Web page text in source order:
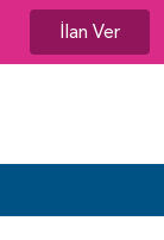
İlan Ver